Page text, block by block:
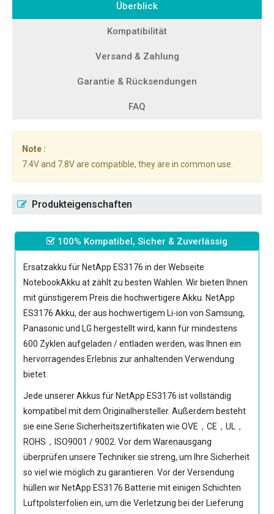
Überblick
Kompatibilität
Versand & Zahlung
Garantie & Rücksendungen
FAQ
Note :
7.4V and 7.8V are compatible, they are in common use.
Produkteigenschaften
100% Kompatibel, Sicher & Zuverlässig
Ersatzakku für NetApp ES3176 in der Webseite
NotebookAkku.at zählt zu besten Wahlen. Wir bieten Ihnen
mit günstigerem Preis die hochwertigere Akku. NetApp
ES3176 Akku, der aus hochwertigem Li-ion von Samsung,
Panasonic und LG hergestellt wird, kann für mindestens
600 Zyklen aufgeladen / entladen werden, was Ihnen ein
hervorragendes Erlebnis zur anhaltenden Verwendung
bietet.
Jede unsererAkkus für NetApp ES3176 ist vollständig
kompatibel mit dem Originalhersteller. Außerdem besteht
sie eine Serie Sicherheitszertifikaten wie OVE，CE，UL，
ROHS，ISO9001 / 9002. Vor dem Warenausgang
überprüfen unsere Techniker sie streng, um Ihre Sicherheit
so viel wie möglich zu garantieren. Vor der Versendung
hüllen wir NetApp ES3176 Batterie mit einigen Schichten
Luftpolsterfolien ein, um die Verletzung bei der Lieferung